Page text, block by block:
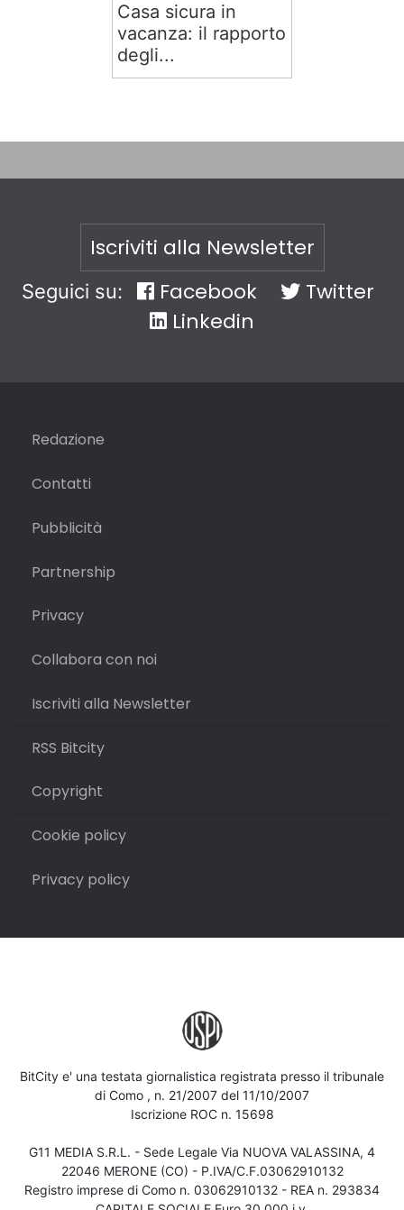
Casa sicura in
vacanza: il rapporto
degli...
Iscriviti alla Newsletter
Seguici su: Facebook
Twitter
Linkedin
Redazione
Contatti
Pubblicità
Partnership
Privacy
Collabora con noi
Iscriviti alla Newsletter
RSS Bitcity
Copyright
Cookie policy
Privacy policy
BitCity e' una testata giornalistica registrata presso il tribunale
di Como , n. 21/2007 del 11/10/2007
Iscrizione ROC n. 15698
G11 MEDIA S.R.L. - Sede Legale Via NUOVA VALASSINA, 4
22046 MERONE (CO) - P.IVA/C.F.03062910132
Registro imprese di Como n. 03062910132 - REA n. 293834